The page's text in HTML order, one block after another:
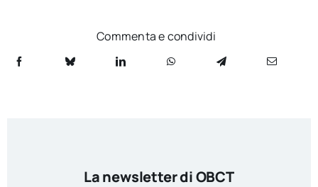
Commenta e condividi
La newsletter di OBCT